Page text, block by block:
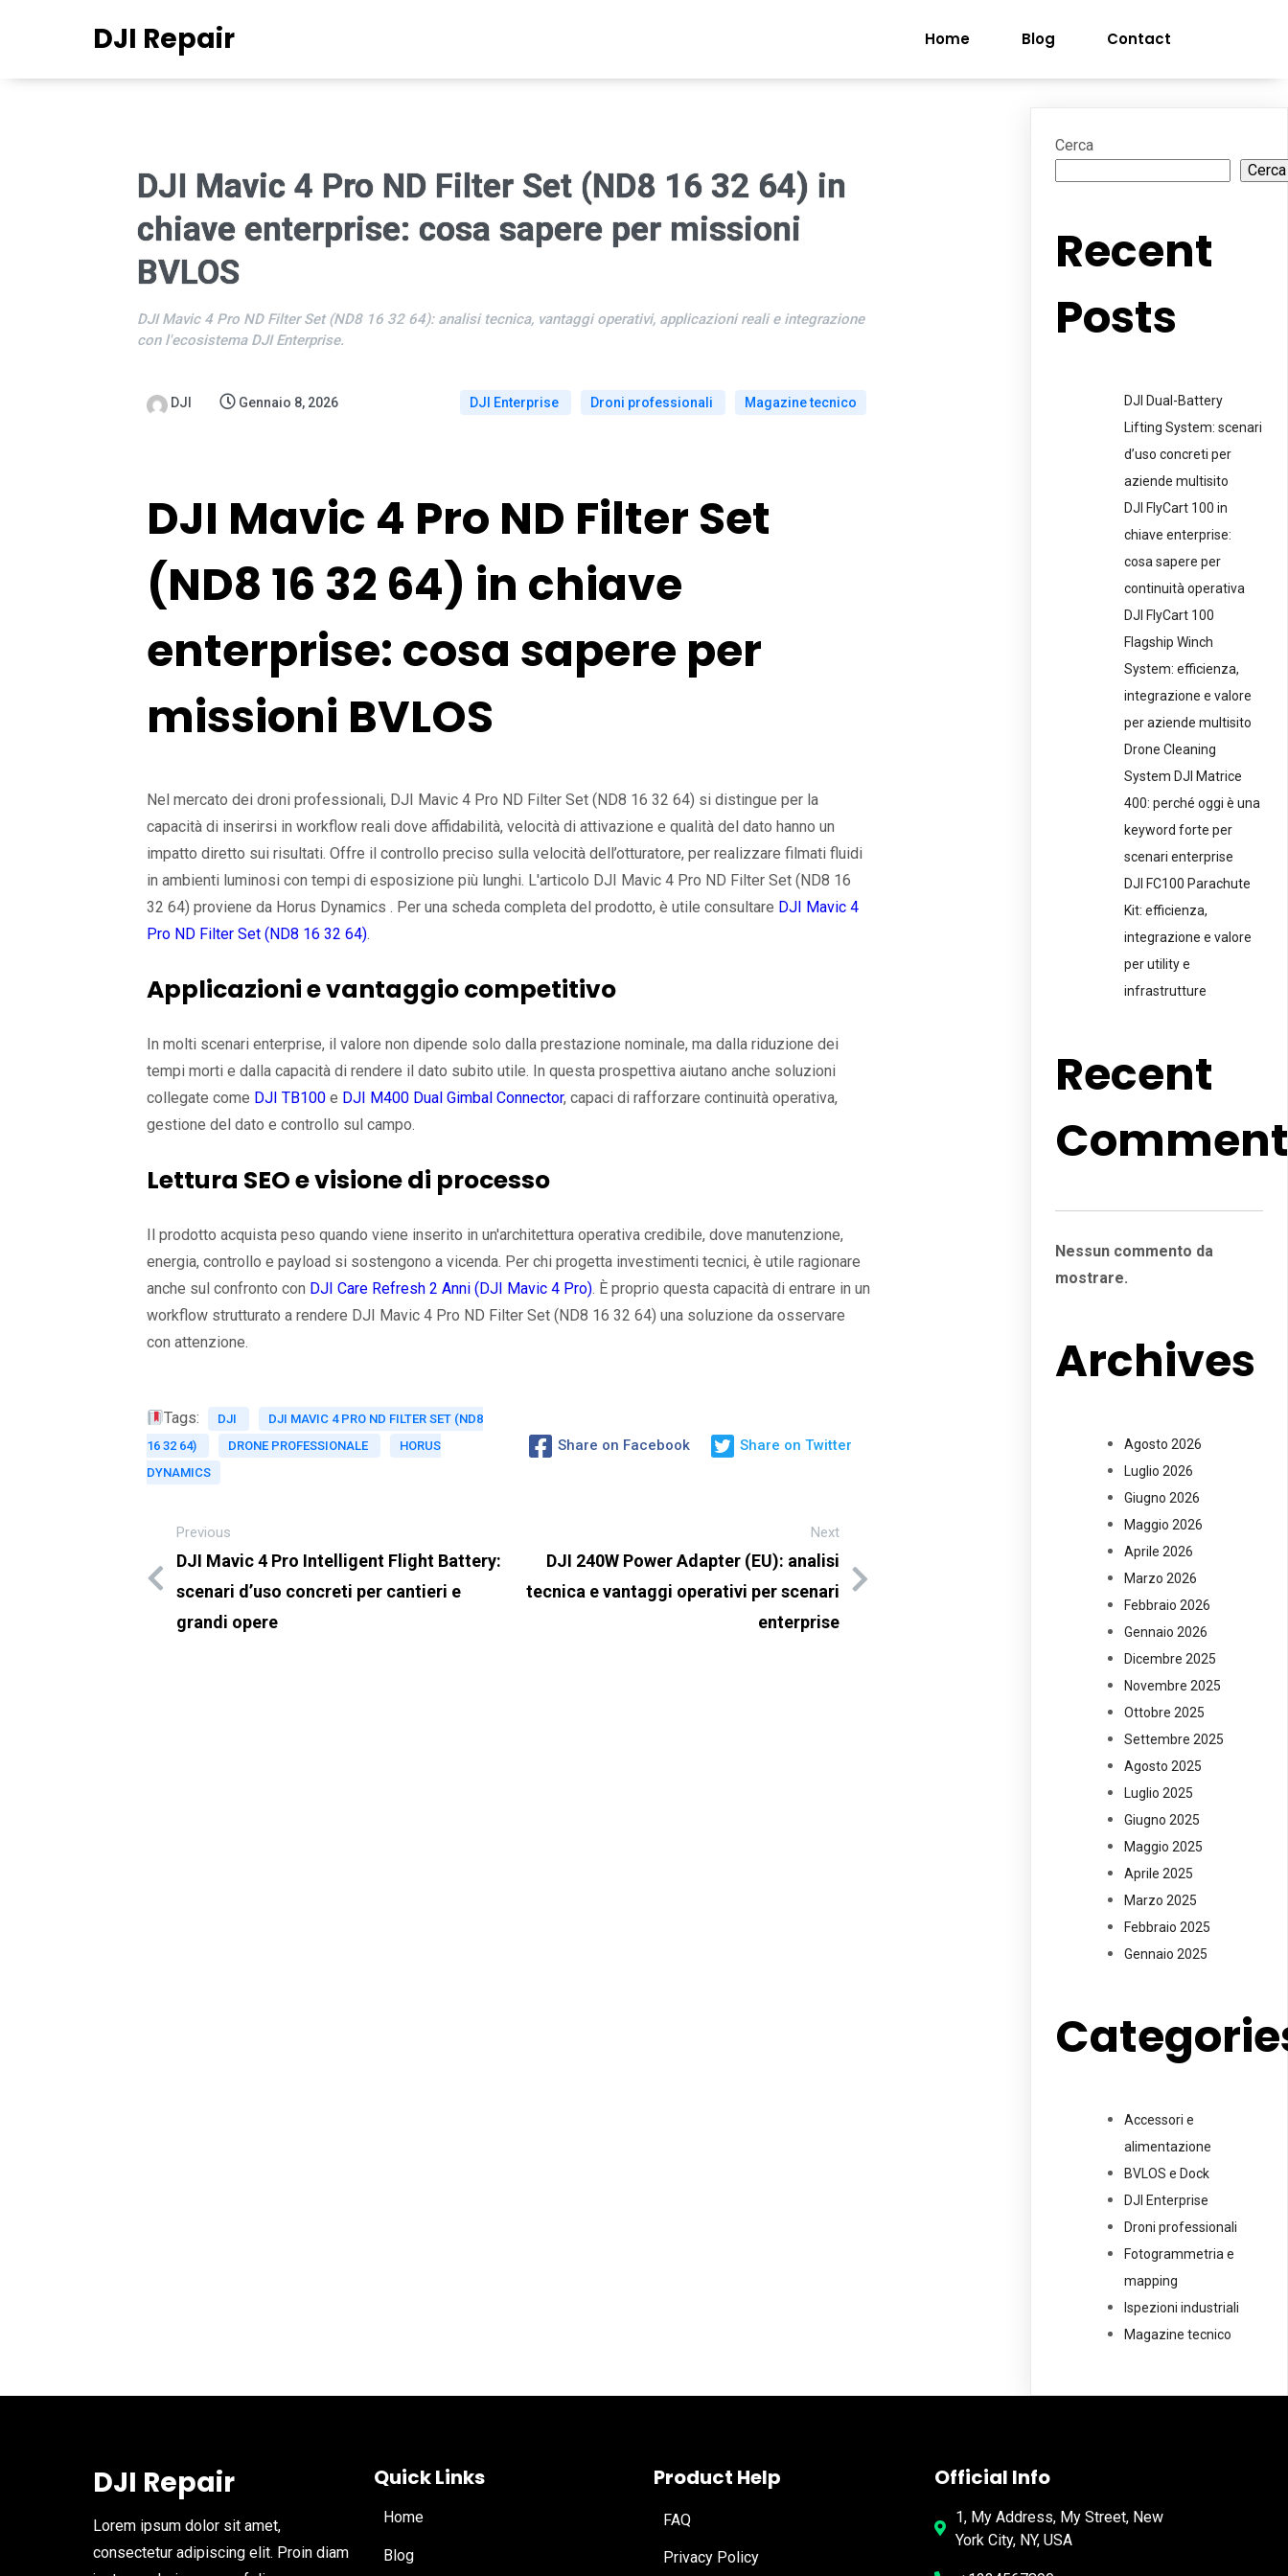
DJI Repair Home Blog Contact
DJI Mavic 4 Pro ND Filter Set (ND8 16 32 64) in
chiave enterprise: cosa sapere per missioni
BVLOS
DJI Mavic 4 Pro ND Filter Set (ND8 16 32 64): analisi tecnica, vantaggi operativi, applicazioni reali e integrazione
con l'ecosistema DJI Enterprise.
DJI Gennaio 8, 2026 DJI Enterprise Droni professionali Magazine tecnico
DJI Mavic 4 Pro ND Filter Set
(ND8 16 32 64) in chiave
enterprise: cosa sapere per
missioni BVLOS
Nel mercato dei droni professionali, DJI Mavic 4 Pro ND Filter Set (ND8 16 32 64) si distingue per la
capacità di inserirsi in workflow reali dove affidabilità, velocità di attivazione e qualità del dato hanno un
impatto diretto sui risultati. Offre il controllo preciso sulla velocità dell’otturatore, per realizzare filmati fluidi
in ambienti luminosi con tempi di esposizione più lunghi. L'articolo DJI Mavic 4 Pro ND Filter Set (ND8 16
32 64) proviene da Horus Dynamics . Per una scheda completa del prodotto, è utile consultare DJI Mavic 4
Pro ND Filter Set (ND8 16 32 64).
Applicazioni e vantaggio competitivo
In molti scenari enterprise, il valore non dipende solo dalla prestazione nominale, ma dalla riduzione dei
tempi morti e dalla capacità di rendere il dato subito utile. In questa prospettiva aiutano anche soluzioni
collegate come DJI TB100e DJI M400 Dual Gimbal Connector, capaci di rafforzare continuità operativa,
gestione del dato e controllo sul campo.
Lettura SEO e visione di processo
Il prodotto acquista peso quando viene inserito in un'architettura operativa credibile, dove manutenzione,
energia, controllo e payload si sostengono a vicenda. Per chi progetta investimenti tecnici, è utile ragionare
anche sul confronto con DJI Care Refresh 2 Anni (DJI Mavic 4 Pro). È proprio questa capacità di entrare in un
workflow strutturato a rendere DJI Mavic 4 Pro ND Filter Set (ND8 16 32 64) una soluzione da osservare
con attenzione.
Tags: DJI
DJI MAVIC 4 PRO ND FILTER SET (ND8
16 32 64)
DRONE PROFESSIONALE
HORUS
DYNAMICS
Share on Facebook Share on Twitter
Previous
DJI Mavic 4 Pro Intelligent Flight Battery:
scenari d’uso concreti per cantieri e
grandi opere
Next
DJI 240W Power Adapter (EU): analisi
tecnica e vantaggi operativi per scenari
enterprise
Cerca
Cerca
Recent
Posts
DJI Dual-Battery
Lifting System: scenari
d’uso concreti per
aziende multisito
DJI FlyCart 100 in
chiave enterprise:
cosa sapere per
continuità operativa
DJI FlyCart 100
Flagship Winch
System: efficienza,
integrazione e valore
per aziende multisito
Drone Cleaning
System DJI Matrice
400: perché oggi è una
keyword forte per
scenari enterprise
DJI FC100 Parachute
Kit: efficienza,
integrazione e valore
per utility e
infrastrutture
Recent
Nessun commento da
mostrare.
Archives
Agosto 2026
Luglio 2026
Giugno 2026
Maggio 2026
Aprile 2026
Marzo 2026
Febbraio 2026
Gennaio 2026
Dicembre 2025
Novembre 2025
Ottobre 2025
Settembre 2025
Agosto 2025
Luglio 2025
Giugno 2025
Maggio 2025
Aprile 2025
Marzo 2025
Febbraio 2025
Gennaio 2025
Accessori e
alimentazione
BVLOS e Dock
DJI Enterprise
Droni professionali
Fotogrammetria e
mapping
Ispezioni industriali
Magazine tecnico
DJI Repair
Lorem ipsum dolor sit amet,
consectetur adipiscing elit. Proin diam
Quick Links
Home
Blog
Product Help
FAQ
Privacy Policy
Official Info
1, My Address, My Street, New
York City, NY, USA